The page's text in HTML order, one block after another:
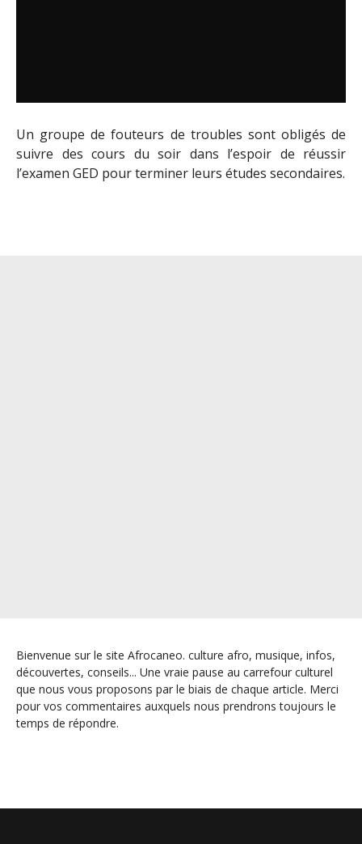
Un groupe de fouteurs de troubles sont obligés de
suivre des cours du soir dans l’espoir de réussir
l’examen GED pour terminer leurs études secondaires.
Bienvenue sur le site Afrocaneo. culture afro, musique, infos,
découvertes, conseils... Une vraie pause au carrefour culturel
que nous vous proposons par le biais de chaque article. Merci
pour vos commentaires auxquels nous prendrons toujours le
temps de répondre.